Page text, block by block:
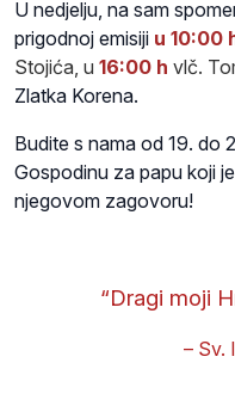
U nedjelju, na sam
prigodnoj emisiji u 10:00
Stojića, u 16:00 h vlč.
Zlatka Korena.
Budite s nama od 19. do
Gospodinu za papu koji
njegovom zagovoru!
“Dragi moji
– Sv.